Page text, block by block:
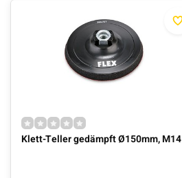
Klett-Teller gedämpft Ø150mm, M14